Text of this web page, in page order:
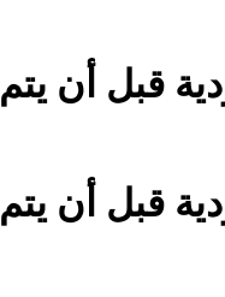
| قوائم في دقائق
| قوائم في دقائق